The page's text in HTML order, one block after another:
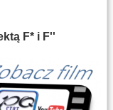
F* i F''